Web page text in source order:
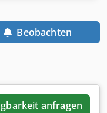
Beobachten
anfragen